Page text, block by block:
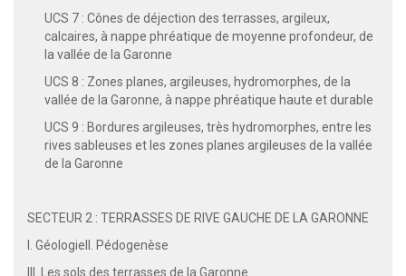
UCS 7 : Cônes de déjection des terrasses, argileux,
calcaires, à nappe phréatique de moyenne profondeur, de
la vallée de la Garonne
UCS 8 : Zones planes, argileuses, hydromorphes, de la
vallée de la Garonne, à nappe phréatique haute et durable
UCS 9 : Bordures argileuses, très hydromorphes, entre les
rives sableuses et les zones planes argileuses de la vallée
de la Garonne
SECTEUR 2 : TERRASSES DE RIVE GAUCHE DE LA GARONNE
I. GéologieII. Pédogenèse
III. Les sols des terrasses de la Garonne